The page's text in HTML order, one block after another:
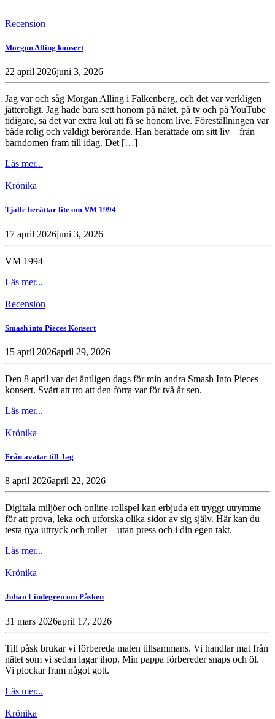
Recension
Morgon Alling konsert
22 april 2026juni 3, 2026
Jag var och såg Morgan Alling i Falkenberg, och det var verkligen
jätteroligt. Jag hade bara sett honom på nätet, på tv och på YouTube
tidigare, så det var extra kul att få se honom live. Föreställningen var
både rolig och väldigt berörande. Han berättade om sitt liv – från
barndomen fram till idag. Det […]
Läs mer...
Krönika
Tjalle berättar lite om VM 1994
17 april 2026juni 3, 2026
VM 1994
Läs mer...
Recension
Smash into Pieces Konsert
15 april 2026april 29, 2026
Den 8 april var det äntligen dags för min andra Smash Into Pieces
konsert. Svårt att tro att den förra var för två år sen.
Läs mer...
Krönika
Från avatar till Jag
8 april 2026april 22, 2026
Digitala miljöer och online-rollspel kan erbjuda ett tryggt utrymme
för att prova, leka och utforska olika sidor av sig själv. Här kan du
testa nya uttryck och roller – utan press och i din egen takt.
Läs mer...
Krönika
Johan Lindegren om Påsken
31 mars 2026april 17, 2026
Till påsk brukar vi förbereda maten tillsammans. Vi handlar mat från
nätet som vi sedan lagar ihop. Min pappa förbereder snaps och öl.
Vi plockar fram något gott.
Läs mer...
Krönika